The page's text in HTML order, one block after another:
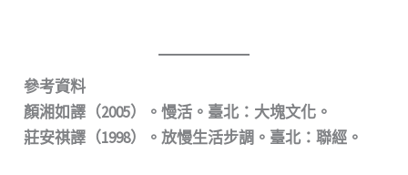
參考資料
顏湘如譯（2005）。慢活。臺北：大塊文化。
莊安祺譯（1998） 。放慢生活步調。臺北：聯經。